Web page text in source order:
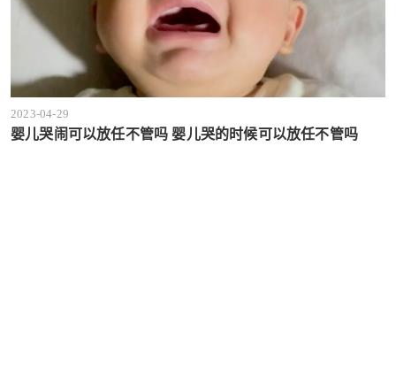
2023-04-29
婴儿哭闹可以放任不管吗 婴儿哭的时候可以放任不管吗